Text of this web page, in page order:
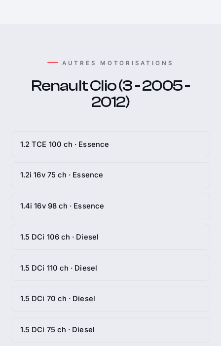
AUTRES MOTORISATIONS
Renault Clio (3 - 2005 -
2012)
1.2 TCE 100 ch · Essence
1.2i 16v 75 ch · Essence
1.4i 16v 98 ch · Essence
1.5 DCi 106 ch · Diesel
1.5 DCi 110 ch · Diesel
1.5 DCi 70 ch · Diesel
1.5 DCi 75 ch · Diesel